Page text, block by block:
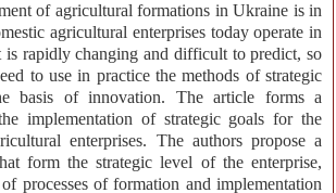
of agricultural formations in Ukraine is in
agricultural enterprises today operate in
is rapidly changing and difficult to predict, so
to use in practice the methods of strategic
basis of innovation. The article forms a
implementation of strategic goals for the
enterprises. The authors propose a
form the strategic level of the enterprise,
processes of formation and implementation